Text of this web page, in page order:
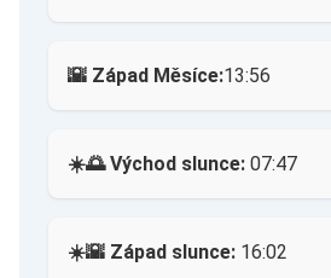
🌇 Západ Měsíce:13:56
☀️🌅 Východ slunce: 07:47
☀️🌇 Západ slunce: 16:02